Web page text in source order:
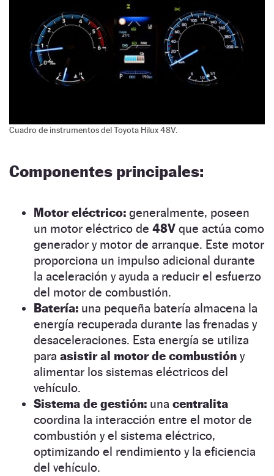
Cuadro de instrumentos del Toyota Hilux 48V.
Componentes principales:
Motor eléctrico: generalmente, poseen
un motor eléctrico de 48V que actúa como
generador y motor de arranque. Este motor
proporciona un impulso adicional durante
la aceleración y ayuda a reducir el esfuerzo
del motor de combustión.
Batería: una pequeña batería almacena la
energía recuperada durante las frenadas y
desaceleraciones. Esta energía se utiliza
para asistir al motor de combustión y
alimentar los sistemas eléctricos del
vehículo.
Sistema de gestión: una centralita
coordina la interacción entre el motor de
combustión y el sistema eléctrico,
optimizando el rendimiento y la eficiencia
del vehículo.